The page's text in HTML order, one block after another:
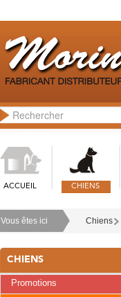
ACCUEIL CHIENS
Vous êtes ici Chiens
CHIENS
Promotions